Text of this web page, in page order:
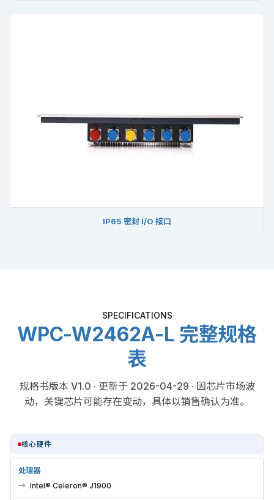
IP65 密封 I/O 接口
SPECIFICATIONS
WPC-W2462A-L 完整规格
表
规格书版本 V1.0 · 更新于 2026-04-29 · 因芯片市场波
动，关键芯片可能存在变动，具体以销售确认为准。
核心硬件
处理器
Intel® Celeron® J1900